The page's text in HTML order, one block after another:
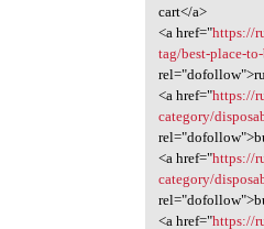
cart</a>
<a href="https://
tag/best-place-
<a href="https://
category/
<a href="https://
category/
<a href="https://